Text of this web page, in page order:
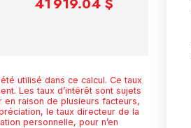
utilisé dans ce calcul. Ce taux
Les taux d’intérêt sont sujets
en raison de plusieurs facteurs,
le taux directeur de la
personnelle, pour n’en